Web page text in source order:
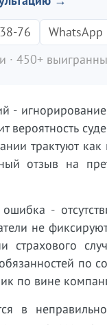
76
WhatsApp
· 450+
-
вероятность
трактуют
отзыв на
-
не
страхового
по
по вине
в